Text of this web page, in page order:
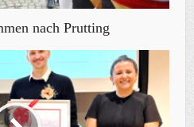
nach Prutting